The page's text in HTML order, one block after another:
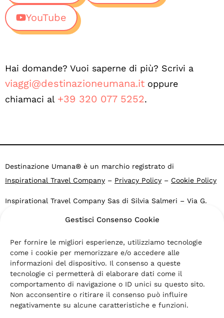
Gestisci Consenso Cookie
Per fornire le migliori esperienze, utilizziamo tecnologie
come i cookie per memorizzare e/o accedere alle
informazioni del dispositivo. Il consenso a queste
tecnologie ci permetterà di elaborare dati come il
comportamento di navigazione o ID unici su questo sito.
Non acconsentire o ritirare il consenso può influire
negativamente su alcune caratteristiche e funzioni.
YouTube
Hai domande? Vuoi saperne di più? Scrivi a
viaggi@destinazioneumana.it oppure
chiamaci al +39 320 077 5252.
Destinazione Umana® è un marchio registrato di
Inspirational Travel Company – Privacy Policy – Cookie Policy
Inspirational Travel Company Sas di Silvia Salmeri – Via G.
Agenzia di viaggi online Altronauti: PG 37535 del 2007.2015
Comune di Valsamoggia -Fondo di GaranziaViaggi Nobis
“Destinazione Umana” e “Turismo Ispirazionale” sono marchi
registrati di Inspirational Travel Company s.a.s.
“Destinazione Umana”, “Turismo Ispirazionale” e “Inspirational
Travel” sono segni distintivi di titolarità di